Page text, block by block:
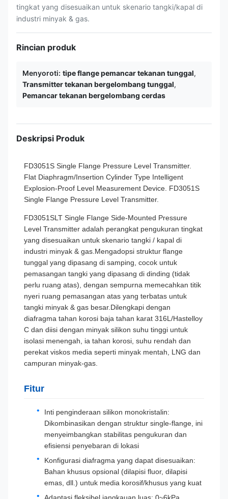
tingkat yang disesuaikan untuk skenario tangki/kapal di
industri minyak & gas.
Rincian produk
Menyoroti: tipe flange pemancar tekanan tunggal,
Transmitter tekanan bergelombang tunggal,
Pemancar tekanan bergelombang cerdas
Deskripsi Produk
FD3051S Single Flange Pressure Level Transmitter.
Flat Diaphragm/Insertion Cylinder Type Intelligent
Explosion-Proof Level Measurement Device. FD3051S
Single Flange Pressure Level Transmitter.
FD3051SLT Single Flange Side-Mounted Pressure
Level Transmitter adalah perangkat pengukuran tingkat
yang disesuaikan untuk skenario tangki / kapal di
industri minyak & gas.Mengadopsi struktur flange
tunggal yang dipasang di samping, cocok untuk
pemasangan tangki yang dipasang di dinding (tidak
perlu ruang atas), dengan sempurna memecahkan titik
nyeri ruang pemasangan atas yang terbatas untuk
tangki minyak & gas besar.Dilengkapi dengan
diafragma tahan korosi baja tahan karat 316L/Hastelloy
C dan diisi dengan minyak silikon suhu tinggi untuk
isolasi menengah, ia tahan korosi, suhu rendah dan
perekat viskos media seperti minyak mentah, LNG dan
campuran minyak-gas.
Fitur
Inti penginderaan silikon monokristalin:
Dikombinasikan dengan struktur single-flange, ini
menyeimbangkan stabilitas pengukuran dan
efisiensi penyebaran di lokasi
Konfigurasi diafragma yang dapat disesuaikan:
Bahan khusus opsional (dilapisi fluor, dilapisi
emas, dll.) untuk media korosif/khusus yang kuat